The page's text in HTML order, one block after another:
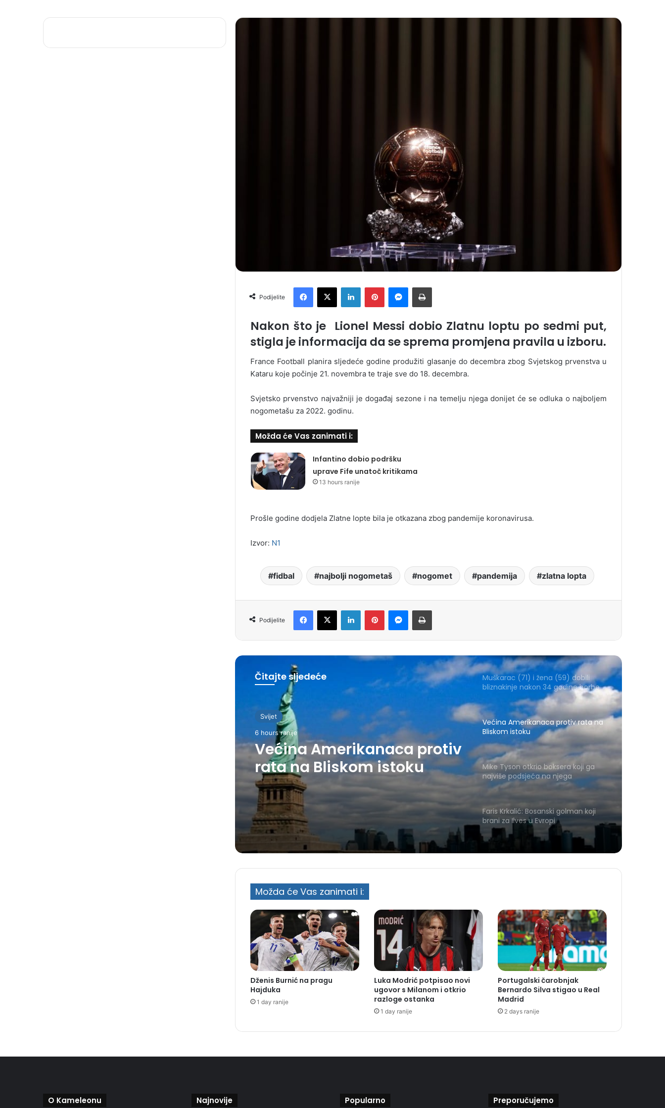
Podijelite
Nakon što je Lionel Messi dobio Zlatnu loptu po sedmi put,
stigla je informacija da se sprema promjena pravila u izboru.
France Football planira sljedeće godine produžiti glasanje do decembra zbog Svjetskog prvenstva u
Kataru koje počinje 21. novembra te traje sve do 18. decembra.
Svjetsko prvenstvo najvažniji je događaj sezone i na temelju njega donijet će se odluka o najboljem
nogometašu za 2022. godinu.
Možda će Vas zanimati i:
Infantino dobio podršku
uprave Fife unatoč kritikama
13 hours ranije
Prošle godine dodjela Zlatne lopte bila je otkazana zbog pandemije koronavirusa.
Izvor: N1
fidbal najbolji nogometaš nogomet pandemija zlatna lopta
Podijelite
Čitajte sljedeće
Svijet
6 hours ranije
Većina Amerikanaca protiv
rata na Bliskom istoku
Muškarac (71) i žena (59) dobili
bliznakinje nakon 34 godine borbe
Većina Amerikanaca protiv rata na
Bliskom istoku
Mike Tyson otkrio boksera koji ga
najviše podsjeća na njega
Faris Krkalić: Bosanski golman koji
brani za Ilves u Evropi
Možda će Vas zanimati i:
Dženis Burnić na pragu
Hajduka
1 day ranije
Luka Modrić potpisao novi
ugovor s Milanom i otkrio
razloge ostanka
1 day ranije
Portugalski čarobnjak
Bernardo Silva stigao u Real
Madrid
2 days ranije
O Kameleonu Najnovije Popularno Preporučujemo